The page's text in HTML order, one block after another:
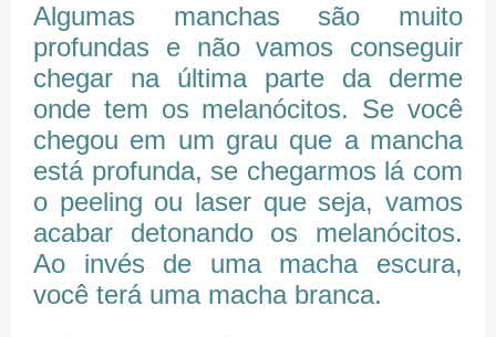
Algumas manchas são muito
profundas e não vamos conseguir
chegar na última parte da derme
onde tem os melanócitos. Se você
chegou em um grau que a mancha
está profunda, se chegarmos lá com
o peeling ou laser que seja, vamos
acabar detonando os melanócitos.
Ao invés de uma macha escura,
você terá uma macha branca.